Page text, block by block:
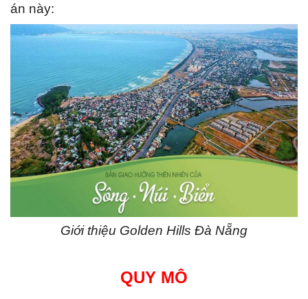
án này:
Giới thiệu Golden Hills Đà Nẵng
QUY MÔ